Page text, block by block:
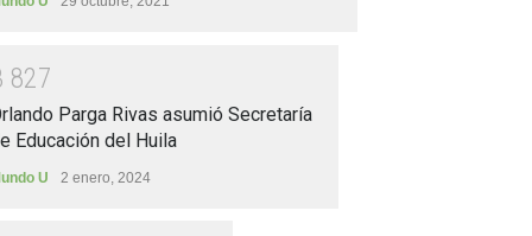
827
Parga Rivas asumió Secretaría
Educación del Huila
U 2 enero, 2024